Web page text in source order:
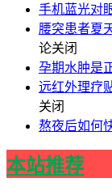
手机蓝光对
腰突患者夏
论关闭
孕期水肿是
远红外理疗
关闭
熬夜后如何
本站推荐